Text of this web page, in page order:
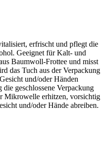
erfrischt und pflegt die
Geeignet für Kalt- und
Baumwoll-Frottee und misst
das Tuch aus der Verpackung
und/oder Händen
geschlossene Verpackung
Mikrowelle erhitzen, vorsichtig
und/oder Hände abreiben.